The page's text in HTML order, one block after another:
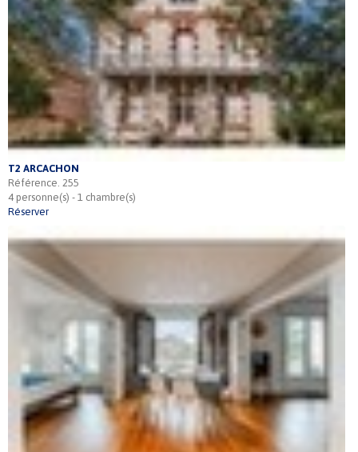
T2 ARCACHON
Référence. 255
4 personne(s) - 1 chambre(s)
Réserver